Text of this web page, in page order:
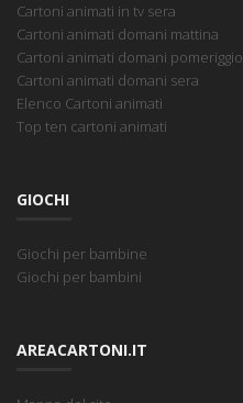
Cartoni animati in tv sera
Cartoni animati domani mattina
Cartoni animati domani pomeriggio
Cartoni animati domani sera
Elenco Cartoni animati
Top ten cartoni animati
GIOCHI
Giochi per bambine
Giochi per bambini
AREACARTONI.IT